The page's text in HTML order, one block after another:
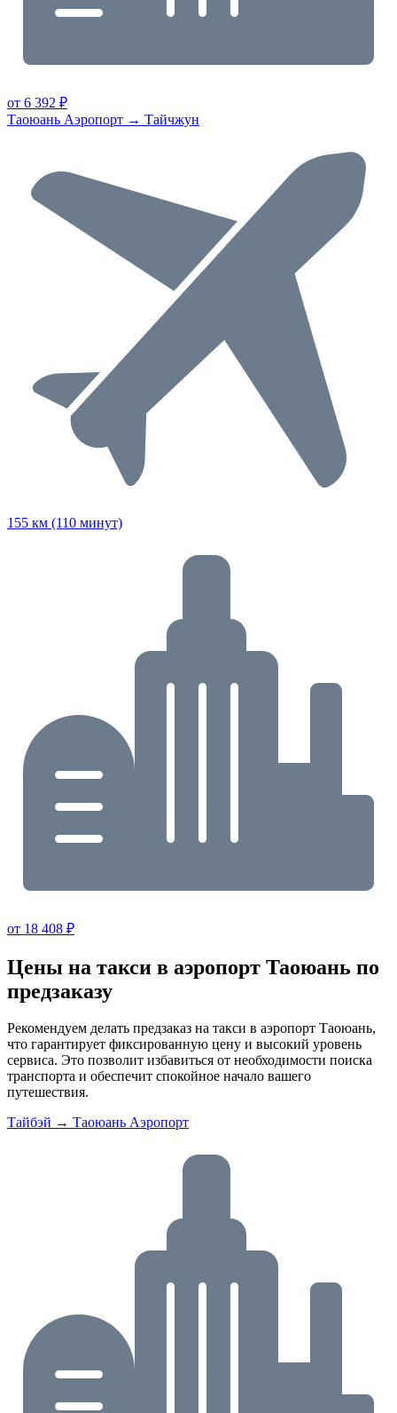
от 6 392 ₽
Таоюань Аэропорт → Тайчжун
155 км (110 минут)
от 18 408 ₽
Цены на такси в аэропорт Таоюань по
предзаказу
Рекомендуем делать предзаказ на такси в аэропорт Таоюань,
что гарантирует фиксированную цену и высокий уровень
сервиса. Это позволит избавиться от необходимости поиска
транспорта и обеспечит спокойное начало вашего
путешествия.
Тайбэй → Таоюань Аэропорт